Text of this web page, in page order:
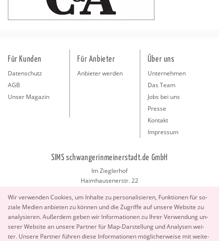
Wir ver­wen­den Coo­kies, um In­hal­te zu per­so­na­li­sie­ren, Funk­tio­nen für so­
zia­le Me­di­en an­bie­ten zu kön­nen und die Zu­grif­fe auf un­se­re Web­site zu
ana­ly­sie­ren. Au­ßer­dem geben wir In­for­ma­tio­nen zu Ihrer Ver­wen­dung un­
se­rer Web­site an un­se­re Part­ner für Map-Dar­stel­lung und Ana­ly­sen wei­
ter. Un­se­re Part­ner füh­ren diese In­for­ma­tio­nen mög­li­cher­wei­se mit wei­te­
Für Kunden
Datenschutz
AGB
Unser Magazin
Für Anbieter
Anbieter werden
Über uns
Unternehmen
Das Team
Jobs bei uns
Presse
Kontakt
Impressum
SIMS schwangerinmeinerstadt.de GmbH
Im Zieglerhof
Haimhausenerstr. 22
info@schwangerinmeinerstadt.de